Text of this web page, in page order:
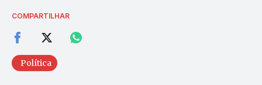
COMPARTILHAR
Política